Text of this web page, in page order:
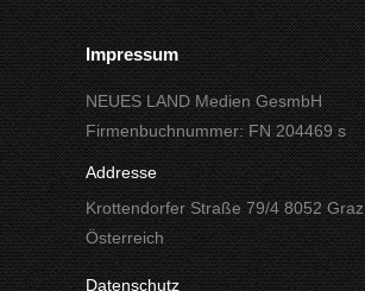
Impressum
NEUES LAND Medien GesmbH
Firmenbuchnummer: FN 204469 s
Addresse
Krottendorfer Straße 79/4 8052 Graz
Österreich
Datenschutz